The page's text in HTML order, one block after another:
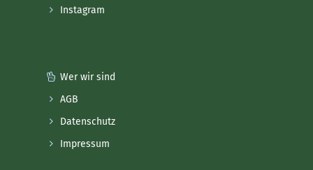
Instagram
Wer wir sind
AGB
Datenschutz
Impressum